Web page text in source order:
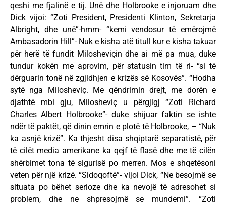
qeshi me fjalinë e tij. Unë dhe Holbrooke e injoruam dhe
Dick vijoi: “Zoti President, Presidenti Klinton, Sekretarja
Albright, dhe unë”-hmm- “kemi vendosur të emërojmë
Ambasadorin Hill”- Nuk e kisha atë titull kur e kisha takuar
për herë të fundit Milosheviçin dhe ai më pa mua, duke
tundur kokën me aprovim, për statusin tim të ri- “si të
dërguarin tonë në zgjidhjen e krizës së Kosovës”. “Hodha
sytë nga Milosheviç. Me qëndrimin drejt, me dorën e
djathtë mbi gju, Milosheviç u përgjigj “Zoti Richard
Charles Albert Holbrooke”- duke shijuar faktin se ishte
ndër të paktët, që dinin emrin e plotë të Holbrooke, – “Nuk
ka asnjë krizë”. Ka thjesht disa shqiptarë separatistë, për
të cilët media amerikane ka qejf të flasë dhe me të cilën
shërbimet tona të sigurisë po merren. Mos e shqetësoni
veten për një krizë. “Sidoqoftë”- vijoi Dick, “Ne besojmë se
situata po bëhet serioze dhe ka nevojë të adresohet si
problem, dhe ne shpresojmë se mundemi”. “Zoti